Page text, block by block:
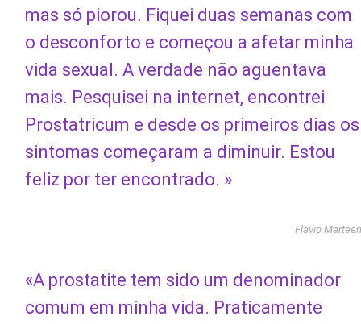
mas só piorou. Fiquei duas semanas com
o desconforto e começou a afetar minha
vida sexual. A verdade não aguentava
mais. Pesquisei na internet, encontrei
Prostatricum e desde os primeiros dias os
sintomas começaram a diminuir. Estou
feliz por ter encontrado. »
Flavio Marteen
«A prostatite tem sido um denominador
comum em minha vida. Praticamente